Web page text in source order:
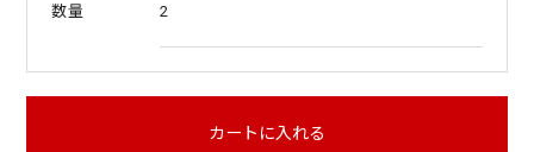
数量 2
カートに入れる